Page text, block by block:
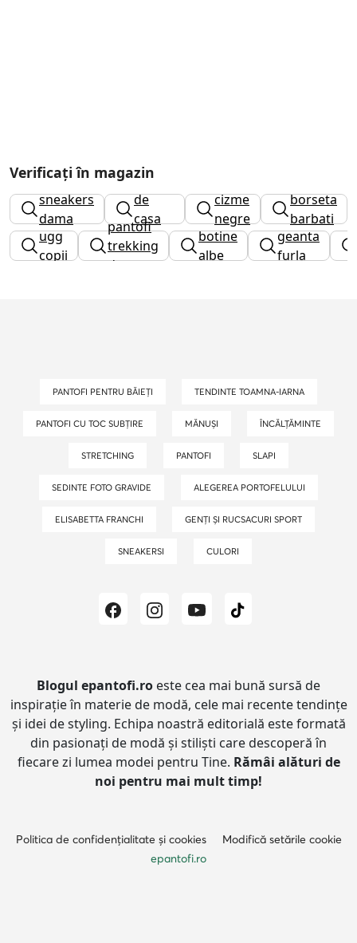
Verificați în magazin
sneakers
dama
papuci
de
casa
dama
cizme
negre
borseta
barbati
ugg
copii
pantofi
trekking
dama
botine
albe
geanta
furla
PANTOFI PENTRU BĂIEȚI TENDINTE TOAMNA-IARNA
PANTOFI CU TOC SUBȚIRE MĂNUȘI ÎNCĂLȚĂMINTE
STRETCHING PANTOFI SLAPI
SEDINTE FOTO GRAVIDE ALEGEREA PORTOFELULUI
ELISABETTA FRANCHI GENȚI ȘI RUCSACURI SPORT
SNEAKERSI CULORI
Blogul epantofi.ro este cea mai bună sursă de
inspirație în materie de modă, cele mai recente tendințe
și idei de styling. Echipa noastră editorială este formată
din pasionați de modă și stiliști care descoperă în
fiecare zi lumea modei pentru Tine. Rămâi alături de
noi pentru mai mult timp!
Politica de confidențialitate și cookies
Modifică setările cookie
epantofi.ro